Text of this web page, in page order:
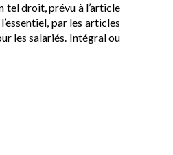
tel droit, prévu à l’article
par les articles
les salariés. Intégral ou